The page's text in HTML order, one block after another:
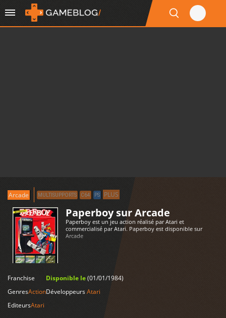
Arcade MULTISUPPORTS C64 PS PLUS
Paperboy sur Arcade
Paperboy est un jeu action réalisé par Atari et
commercialisé par Atari. Paperboy est disponible sur
Arcade
Franchise
GenresAction
EditeursAtari
Disponible le(01/01/1984)
DéveloppeursAtari